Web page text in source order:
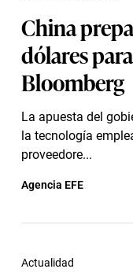
China
dólares
Bloomberg
La apuesta del
la tecnología
proveedore...
Agencia EFE
Actualidad